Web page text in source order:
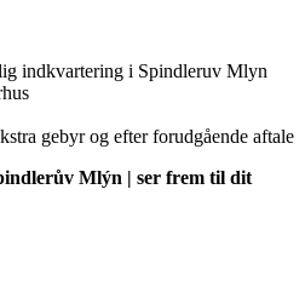
indkvartering i Spindleruv Mlyn
gebyr og efter forudgående aftale
Mlýn | ser frem til dit